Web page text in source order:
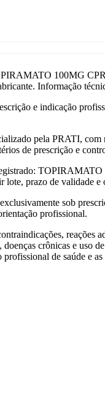
100MG
Informação
e indicação
pela PRATI, com
de prescrição e
prazo de validade e
sob
profissional.
reações
crônicas e uso
de saúde e